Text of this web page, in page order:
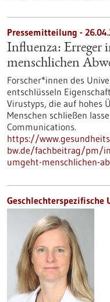
Pressemitteilung -
Influenza: Erreger
menschlichen
Forscher*innen des
entschlüsseln
Virustyps, die auf hohes
Menschen schließen
Communications.
https://
bw.de/fachbeitrag/pm/
umgeht-menschlichen-
Geschlechterspezifische